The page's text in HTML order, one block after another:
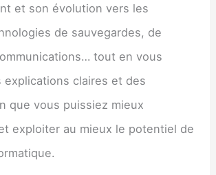
et son évolution vers les
de sauvegardes, de
tout en vous
explications claires et des
que vous puissiez mieux
exploiter au mieux le potentiel de